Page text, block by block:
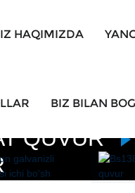
HAQIMIZDA
BIZ BILAN
QUVUR